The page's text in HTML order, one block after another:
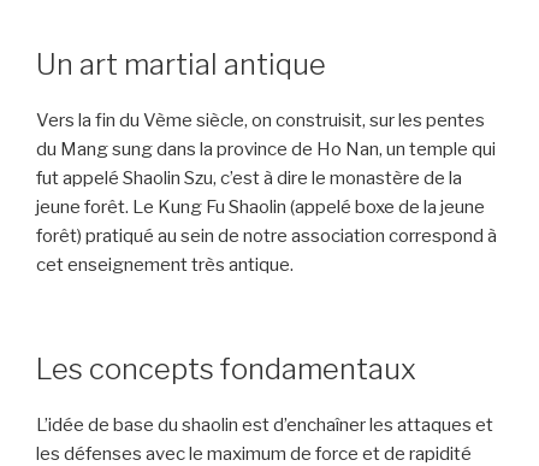
Un art martial antique
Vers la fin du Vème siècle, on construisit, sur les pentes
du Mang sung dans la province de Ho Nan, un temple qui
fut appelé Shaolin Szu, c’est à dire le monastère de la
jeune forêt. Le Kung Fu Shaolin (appelé boxe de la jeune
forêt) pratiqué au sein de notre association correspond à
cet enseignement très antique.
Les concepts fondamentaux
L’idée de base du shaolin est d’enchaîner les attaques et
les défenses avec le maximum de force et de rapidité